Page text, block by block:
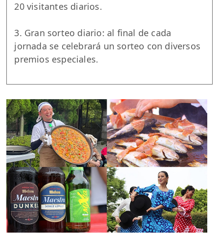
20 visitantes diarios.
3. Gran sorteo diario: al final de cada
jornada se celebrará un sorteo con diversos
premios especiales.